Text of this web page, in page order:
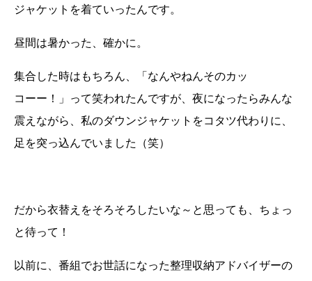
ジャケットを着ていったんです。
昼間は暑かった、確かに。
集合した時はもちろん、「なんやねんそのカッ
コーー！」って笑われたんですが、夜になったらみんな
震えながら、私のダウンジャケットをコタツ代わりに、
足を突っ込んでいました（笑）
だから衣替えをそろそろしたいな～と思っても、ちょっ
と待って！
以前に、番組でお世話になった整理収納アドバイザーの